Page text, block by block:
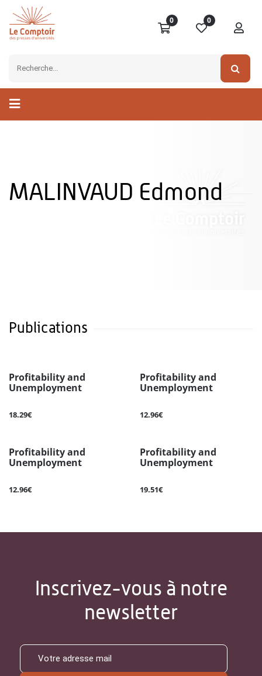
0 0
MALINVAUD Edmond
Publications
Profitability and
Unemployment
18.29€
Profitability and
Unemployment
12.96€
Profitability and
Unemployment
12.96€
Profitability and
Unemployment
19.51€
Inscrivez-vous à notre
newsletter